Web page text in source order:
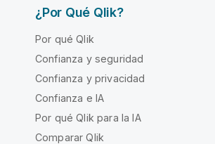
¿Por Qué Qlik?
Por qué Qlik
Confianza y seguridad
Confianza y privacidad
Confianza e IA
Por qué Qlik para la IA
Comparar Qlik